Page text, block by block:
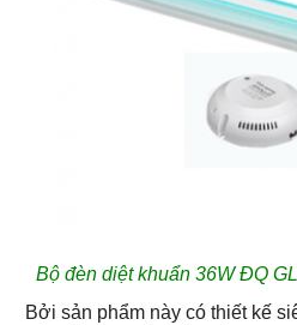
Bộ đèn diệt khuẩn 36W ĐQ
Bởi sản phẩm này có thiết kế